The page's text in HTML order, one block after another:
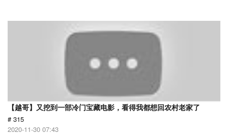
【越哥】又挖到一部冷门宝藏电影，看得我都想回农村老家了
# 315
2020-11-30 07:43